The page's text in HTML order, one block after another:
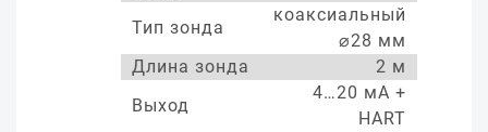
Тип зонда
коаксиальный
⌀28 мм
Длина зонда
2 м
Выход
4…20 мА +
HART